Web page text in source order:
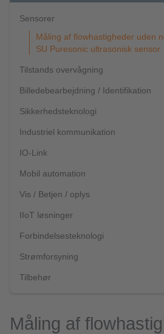
Sensorer
Måling af flowhastigheder uden
SU Puresonic ultrasonisk sensor
Tilstands overvågning
Billedebearbejdning / Identifikation
Sikkerhedsteknologi
Industriel kommunikation
IO-Link
Mobil automation
Vis / Betjen / oplys
IIoT løsninger
Forbindelsesteknologi
Strømforsyning
Tilbehør
Måling af